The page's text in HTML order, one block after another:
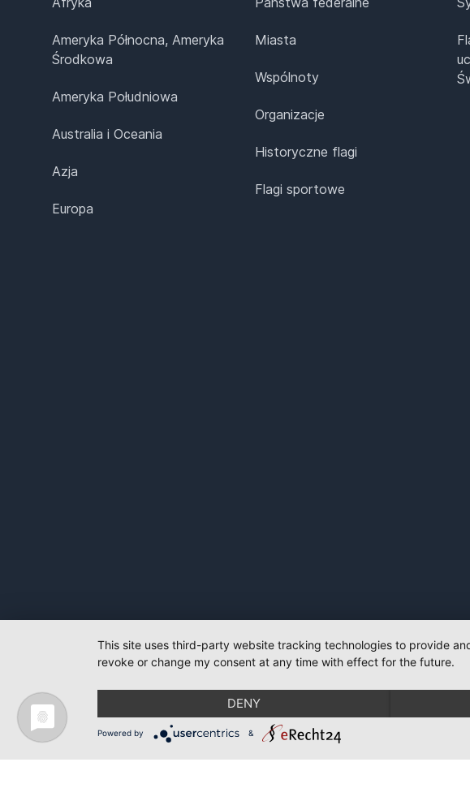
Ameryka Północna, Ameryka
Środkowa
Ameryka Południowa
Australia i Oceania
Azja
Europa
Miasta
Wspólnoty
Organizacje
Historyczne flagi
Flagi sportowe
This site uses third-party website tracking technologies to provide
revoke or change my consent at any time with effect for the future.
DENY
Powered by &